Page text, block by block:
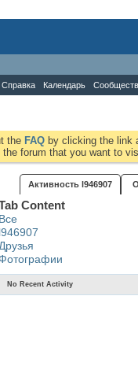
Справка Календарь
the FAQ by clicking the link
forum that you want to
Активность l946907
Content
Все
l946907
Друзья
No Recent Activity